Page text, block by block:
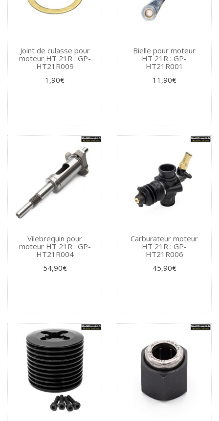
Joint de culasse pour
moteur HT 21R : GP-
HT21R009
1,90€
Bielle pour moteur
HT 21R : GP-
HT21R001
11,90€
Vilebrequin pour
moteur HT 21R : GP-
HT21R004
54,90€
Carburateur moteur
HT 21R : GP-
HT21R006
45,90€